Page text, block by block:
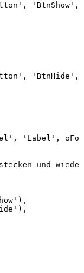
'BtnShow',
'BtnHide',
'Label',
und
wieder